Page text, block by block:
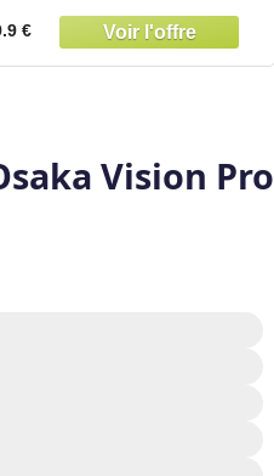
€
Vision Pro